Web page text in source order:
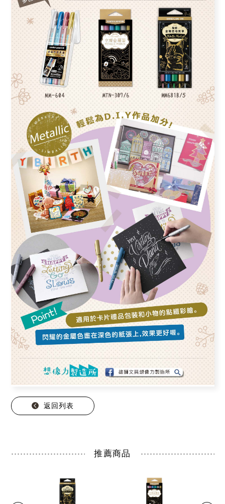
返回列表
推薦商品